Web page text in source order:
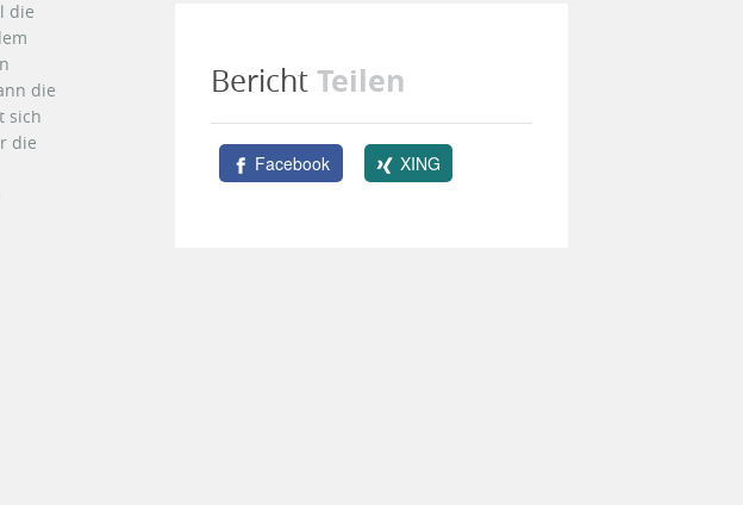
die
die
sich
die
Bericht Teilen
Facebook XING